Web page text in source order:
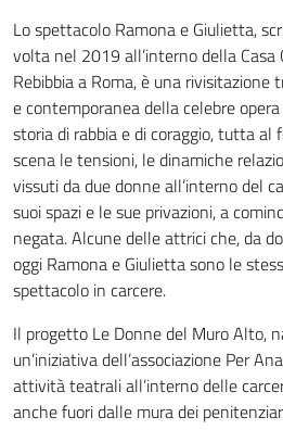
Lo spettacolo Ramona e Giulietta,
volta nel 2019 all’interno della Casa
Rebibbia a Roma, è una rivisitazione
e contemporanea della celebre
storia di rabbia e di coraggio, tutta al
scena le tensioni, le dinamiche
vissuti da due donne all’interno del
suoi spazi e le sue privazioni, a
negata. Alcune delle attrici che, da
oggi Ramona e Giulietta sono le
spettacolo in carcere.
Il progetto Le Donne del Muro Alto,
un’iniziativa dell’associazione Per
attività teatrali all’interno delle
anche fuori dalle mura dei